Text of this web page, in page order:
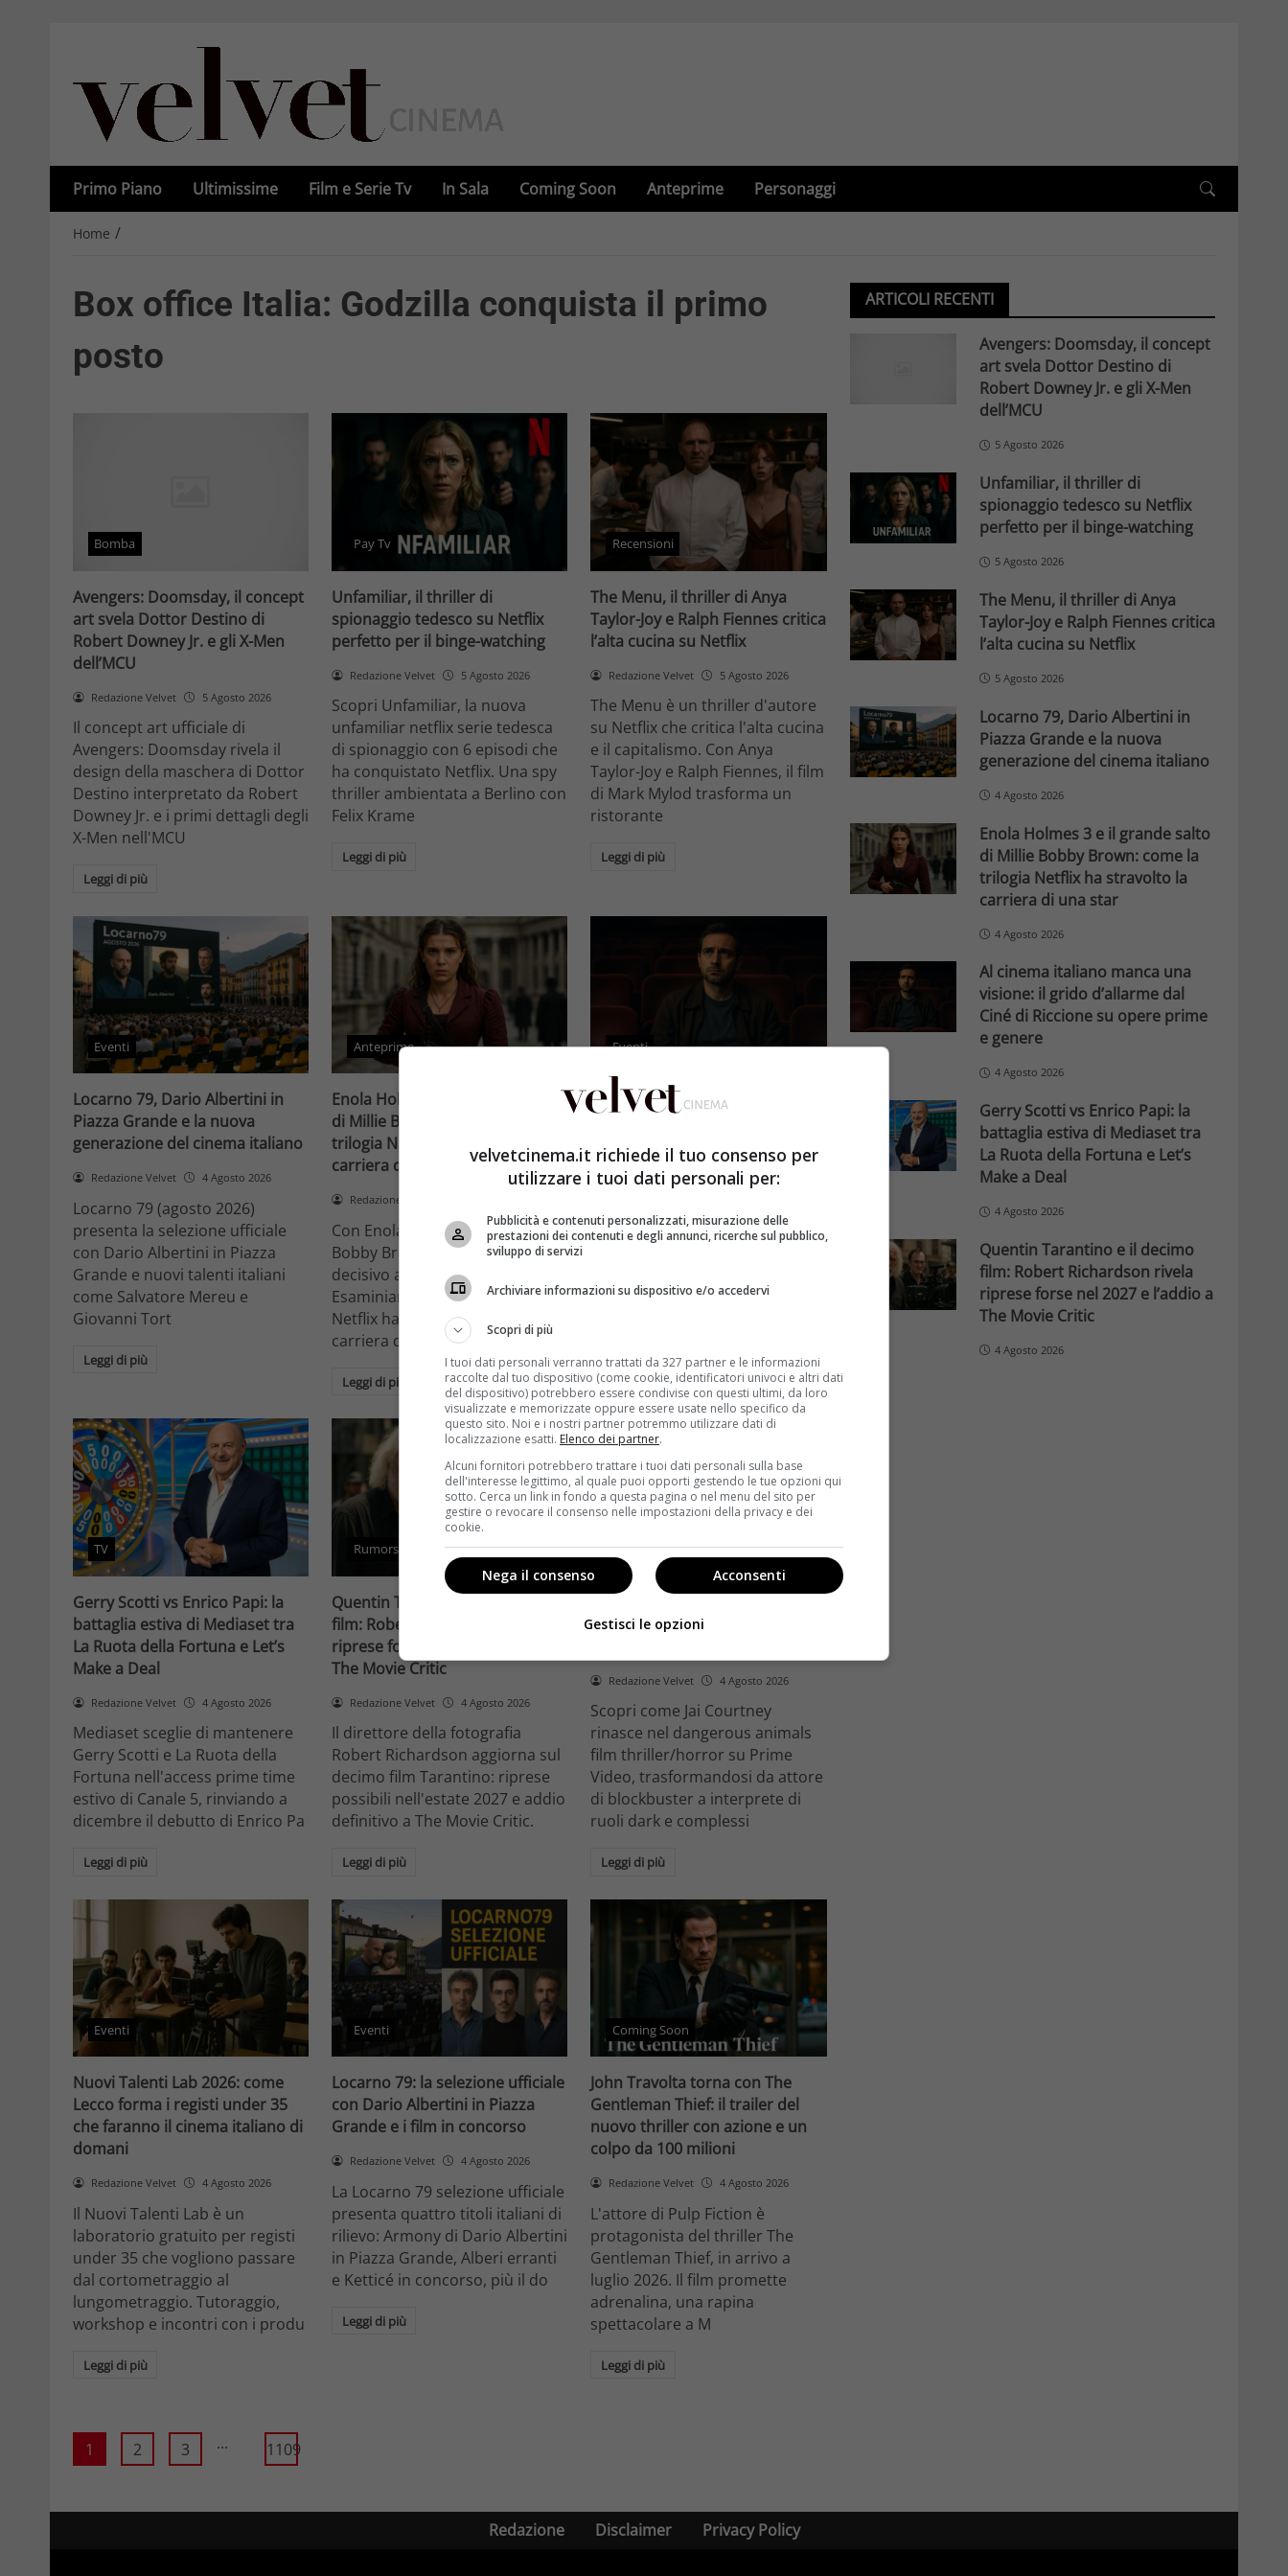
Primo Piano Ultimissime Film e Serie Tv In Sala Coming Soon Anteprime Personaggi
Home /
Box office Italia: Godzilla conquista il primo
posto
Bomba
Avengers: Doomsday, il concept
art svela Dottor Destino di
Robert Downey Jr. e gli X-Men
dell’MCU
Redazione Velvet 5 Agosto 2026
Il concept art ufficiale di
Avengers: Doomsday rivela il
design della maschera di Dottor
Destino interpretato da Robert
Downey Jr. e i primi dettagli degli
X-Men nell'MCU
Leggi di più
Pay Tv
Unfamiliar, il thriller di
spionaggio tedesco su Netflix
perfetto per il binge-watching
Redazione Velvet 5 Agosto 2026
Scopri Unfamiliar, la nuova
unfamiliar netflix serie tedesca
di spionaggio con 6 episodi che
ha conquistato Netflix. Una spy
thriller ambientata a Berlino con
Felix Krame
Leggi di più
Recensioni
The Menu, il thriller di Anya
Taylor-Joy e Ralph Fiennes critica
l’alta cucina su Netflix
Redazione Velvet 5 Agosto 2026
The Menu è un thriller d'autore
su Netflix che critica l'alta cucina
e il capitalismo. Con Anya
Taylor-Joy e Ralph Fiennes, il film
di Mark Mylod trasforma un
ristorante
Leggi di più
Eventi
Locarno 79, Dario Albertini in
Piazza Grande e la nuova
generazione del cinema italiano
Redazione Velvet 4 Agosto 2026
Locarno 79 (agosto 2026)
presenta la selezione ufficiale
con Dario Albertini in Piazza
Grande e nuovi talenti italiani
come Salvatore Mereu e
Giovanni Tort
Leggi di più
Anteprime
Enola Holmes 3 e il grande salto
di Millie Bobby Brown: come la
trilogia Netflix ha stravolto la
carriera di una star
Redazione Velvet
Con Enola Holmes 3, Millie
Bobby Brown compie un salto
decisivo a Hollywood.
Esaminiamo come la trilogia
Netflix ha trasformato la sua
carriera da attrice
Leggi di più
Eventi
Al cinema italiano manca una
Ciné di Riccione su opere prime
e genere
Il cinema italiano opere prime
ricambio generazionale e
Leggi di più
TV
Gerry Scotti vs Enrico Papi: la
battaglia estiva di Mediaset tra
La Ruota della Fortuna e Let’s
Make a Deal
Redazione Velvet 4 Agosto 2026
Mediaset sceglie di mantenere
Gerry Scotti e La Ruota della
Fortuna nell'access prime time
estivo di Canale 5, rinviando a
dicembre il debutto di Enrico Pa
Leggi di più
Rumors
Quentin Tarantino e il decimo
film: Robert Richardson rivela
riprese forse nel 2027 e l’addio a
The Movie Critic
Redazione Velvet 4 Agosto 2026
Il direttore della fotografia
Robert Richardson aggiorna sul
decimo film Tarantino: riprese
possibili nell'estate 2027 e addio
definitivo a The Movie Critic.
Leggi di più
Anteprime
Dangerous Animals su Prime
Redazione Velvet 4 Agosto 2026
Scopri come Jai Courtney
rinasce nel dangerous animals
film thriller/horror su Prime
Video, trasformandosi da attore
di blockbuster a interprete di
ruoli dark e complessi
Leggi di più
Eventi
Nuovi Talenti Lab 2026: come
Lecco forma i registi under 35
che faranno il cinema italiano di
domani
Redazione Velvet 4 Agosto 2026
Il Nuovi Talenti Lab è un
laboratorio gratuito per registi
under 35 che vogliono passare
dal cortometraggio al
lungometraggio. Tutoraggio,
workshop e incontri con i produ
Leggi di più
Eventi
Locarno 79: la selezione ufficiale
con Dario Albertini in Piazza
Grande e i film in concorso
Redazione Velvet 4 Agosto 2026
La Locarno 79 selezione ufficiale
presenta quattro titoli italiani di
rilievo: Armony di Dario Albertini
in Piazza Grande, Alberi erranti
e Ketticé in concorso, più il do
Leggi di più
Coming Soon
John Travolta torna con The
Gentleman Thief: il trailer del
nuovo thriller con azione e un
colpo da 100 milioni
Redazione Velvet 4 Agosto 2026
L'attore di Pulp Fiction è
protagonista del thriller The
Gentleman Thief, in arrivo a
luglio 2026. Il film promette
adrenalina, una rapina
spettacolare a M
Leggi di più
1 2 3 ... 1109
ARTICOLI RECENTI
Avengers: Doomsday, il concept
art svela Dottor Destino di
Robert Downey Jr. e gli X-Men
dell’MCU
5 Agosto 2026
Unfamiliar, il thriller di
spionaggio tedesco su Netflix
perfetto per il binge-watching
5 Agosto 2026
The Menu, il thriller di Anya
Taylor-Joy e Ralph Fiennes critica
l’alta cucina su Netflix
5 Agosto 2026
Locarno 79, Dario Albertini in
Piazza Grande e la nuova
generazione del cinema italiano
4 Agosto 2026
Enola Holmes 3 e il grande salto
di Millie Bobby Brown: come la
trilogia Netflix ha stravolto la
carriera di una star
4 Agosto 2026
Al cinema italiano manca una
visione: il grido d’allarme dal
Ciné di Riccione su opere prime
e genere
4 Agosto 2026
Gerry Scotti vs Enrico Papi: la
battaglia estiva di Mediaset tra
La Ruota della Fortuna e Let’s
Make a Deal
4 Agosto 2026
Quentin Tarantino e il decimo
film: Robert Richardson rivela
riprese forse nel 2027 e l’addio a
The Movie Critic
4 Agosto 2026
Redazione Disclaimer Privacy Policy
velvetcinema.it richiede il tuo consenso per
utilizzare i tuoi dati personali per:
Pubblicità e contenuti personalizzati, misurazione delle
prestazioni dei contenuti e degli annunci, ricerche sul pubblico,
sviluppo di servizi
Archiviare informazioni su dispositivo e/o accedervi
Scopri di più
I tuoi dati personali verranno trattati da 327 partner e le informazioni
raccolte dal tuo dispositivo (come cookie, identificatori univoci e altri dati
del dispositivo) potrebbero essere condivise con questi ultimi, da loro
visualizzate e memorizzate oppure essere usate nello specifico da
questo sito. Noi e i nostri partner potremmo utilizzare dati di
localizzazione esatti. Elenco dei partner.
Alcuni fornitori potrebbero trattare i tuoi dati personali sulla base
dell'interesse legittimo, al quale puoi opporti gestendo le tue opzioni qui
sotto. Cerca un link in fondo a questa pagina o nel menu del sito per
gestire o revocare il consenso nelle impostazioni della privacy e dei
cookie.
Acconsenti
Nega il consenso
Gestisci le opzioni